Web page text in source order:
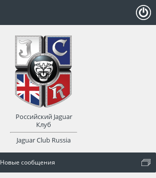
Новые сообщения
Российский Jaguar
Клуб
Jaguar Club Russia
оват